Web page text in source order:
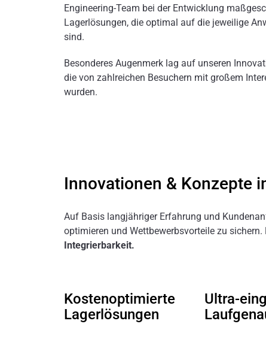
Engineering-Team bei der Entwicklung
Lagerlösungen, die optimal auf die jeweilige
sind.
Besonderes Augenmerk lag auf unseren
die von zahlreichen Besuchern mit großem
wurden.
Innovationen & Konzepte
Auf Basis langjähriger Erfahrung und
optimieren und Wettbewerbsvorteile zu
Integrierbarkeit.
Kostenoptimierte
Lagerlösungen
Ultra-